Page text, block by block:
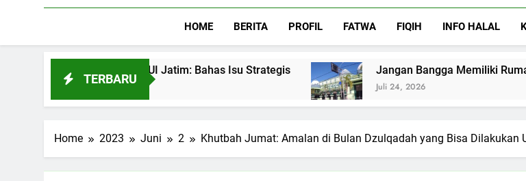
HOME BERITA PROFIL FATWA FIQIH INFO HALAL
TERBARU
Korwil V MUI Jatim: Bahas Isu Strategis Jangan Bangga Memiliki Rumah Mewah Jika
Juli 24, 2026
Home 2023 Juni 2 Khutbah Jumat: Amalan di Bulan Dzulqadah yang Bisa Dilakukan